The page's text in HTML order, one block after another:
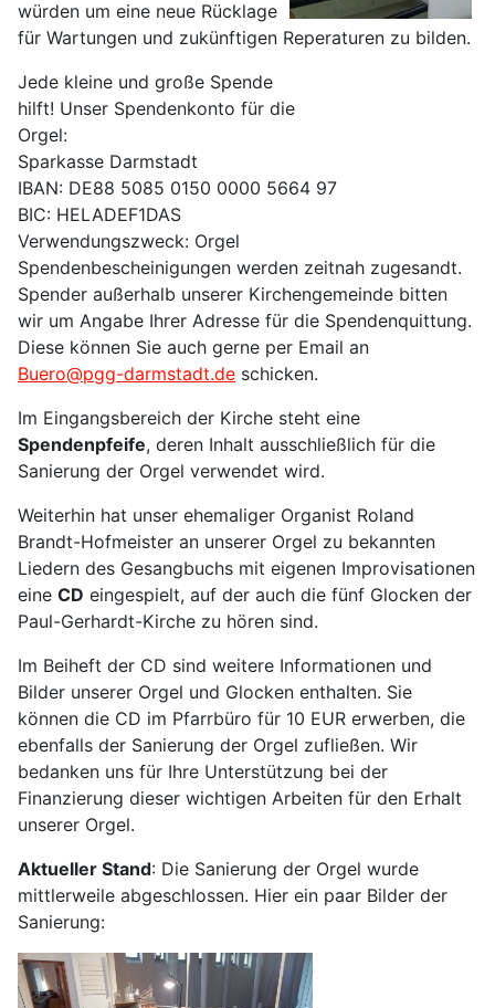
würden um eine neue Rücklage
für Wartungen und zukünftigen Reperaturen zu bilden.
Jede kleine und große Spende
hilft! Unser Spendenkonto für die
Orgel:
Sparkasse Darmstadt
IBAN: DE88 5085 0150 0000 5664 97
BIC: HELADEF1DAS
Verwendungszweck: Orgel
Spendenbescheinigungen werden zeitnah zugesandt.
Spender außerhalb unserer Kirchengemeinde bitten
wir um Angabe Ihrer Adresse für die Spendenquittung.
Diese können Sie auch gerne per Email an
Buero@pgg-darmstadt.de schicken.
Im Eingangsbereich der Kirche steht eine
Spendenpfeife, deren Inhalt ausschließlich für die
Sanierung der Orgel verwendet wird.
Weiterhin hat unser ehemaliger Organist Roland
Brandt-Hofmeister an unserer Orgel zu bekannten
Liedern des Gesangbuchs mit eigenen Improvisationen
eine CD eingespielt, auf der auch die fünf Glocken der
Paul-Gerhardt-Kirche zu hören sind.
Im Beiheft der CD sind weitere Informationen und
Bilder unserer Orgel und Glocken enthalten. Sie
können die CD im Pfarrbüro für 10 EUR erwerben, die
ebenfalls der Sanierung der Orgel zufließen. Wir
bedanken uns für Ihre Unterstützung bei der
Finanzierung dieser wichtigen Arbeiten für den Erhalt
unserer Orgel.
Aktueller Stand: Die Sanierung der Orgel wurde
mittlerweile abgeschlossen. Hier ein paar Bilder der
Sanierung: